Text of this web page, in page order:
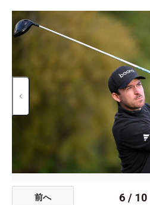
前へ 6 / 10